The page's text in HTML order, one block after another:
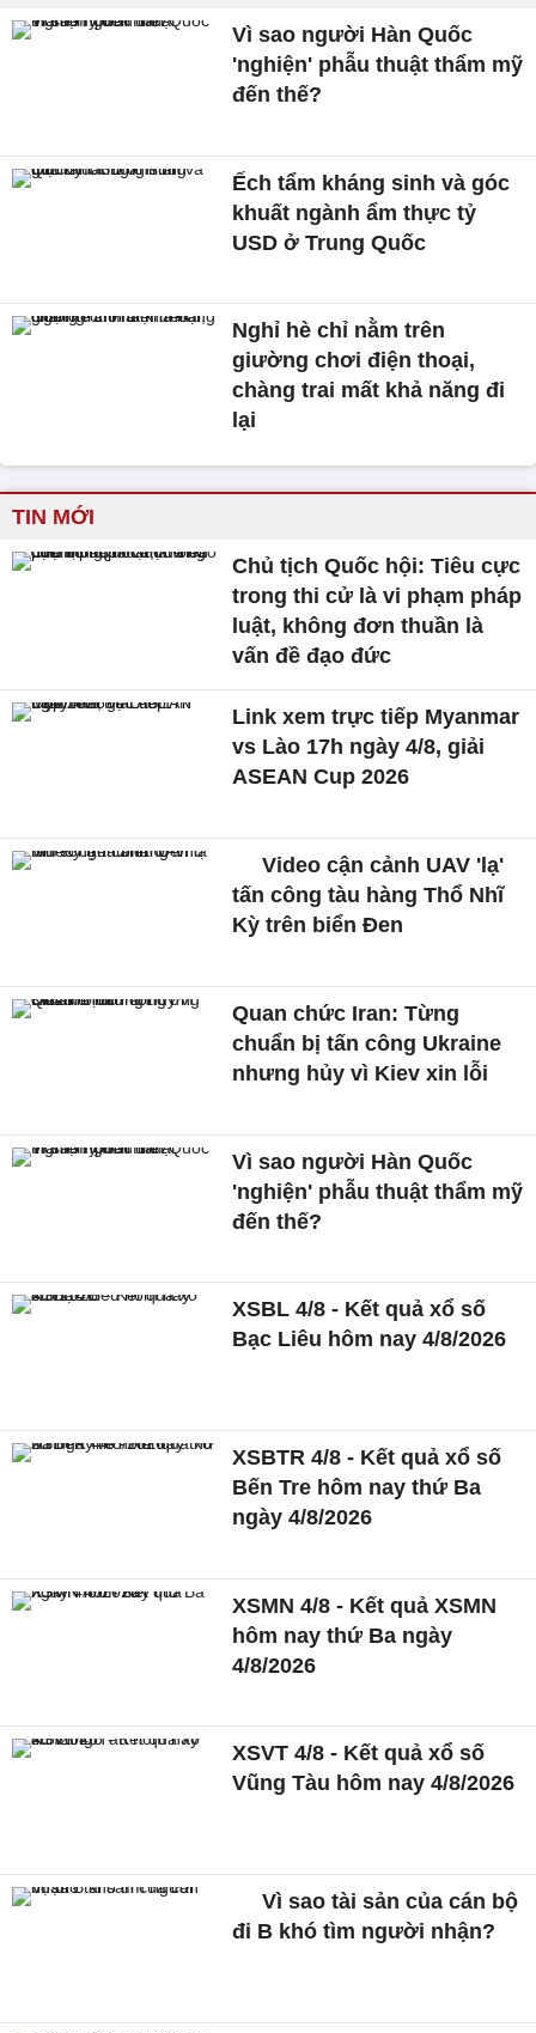
Vì sao người Hàn Quốc
'nghiện' phẫu thuật thẩm mỹ
đến thế?
Ếch tẩm kháng sinh và góc
khuất ngành ẩm thực tỷ
USD ở Trung Quốc
Nghỉ hè chỉ nằm trên
giường chơi điện thoại,
chàng trai mất khả năng đi
lại
TIN MỚI
Chủ tịch Quốc hội: Tiêu cực
trong thi cử là vi phạm pháp
luật, không đơn thuần là
vấn đề đạo đức
Link xem trực tiếp Myanmar
vs Lào 17h ngày 4/8, giải
ASEAN Cup 2026
Video cận cảnh UAV 'lạ'
tấn công tàu hàng Thổ Nhĩ
Kỳ trên biển Đen
Quan chức Iran: Từng
chuẩn bị tấn công Ukraine
nhưng hủy vì Kiev xin lỗi
Vì sao người Hàn Quốc
'nghiện' phẫu thuật thẩm mỹ
đến thế?
XSBL 4/8 - Kết quả xổ số
Bạc Liêu hôm nay 4/8/2026
XSBTR 4/8 - Kết quả xổ số
Bến Tre hôm nay thứ Ba
ngày 4/8/2026
XSMN 4/8 - Kết quả XSMN
hôm nay thứ Ba ngày
4/8/2026
XSVT 4/8 - Kết quả xổ số
Vũng Tàu hôm nay 4/8/2026
Vì sao tài sản của cán bộ
đi B khó tìm người nhận?